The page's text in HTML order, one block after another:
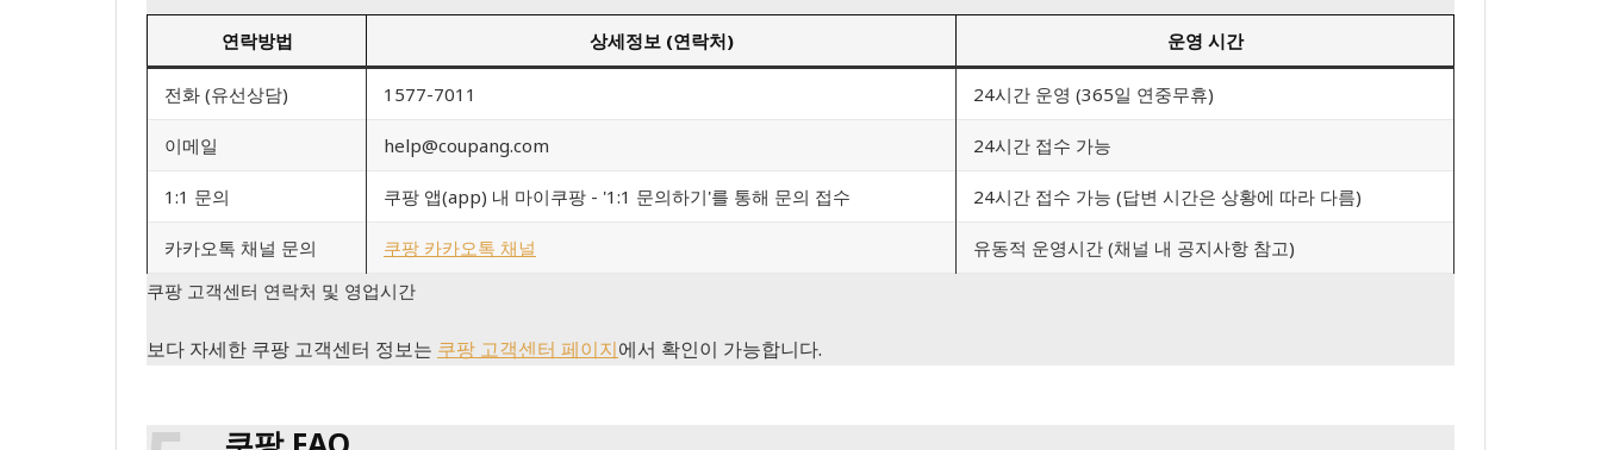
연락방법 상세정보 (연락처) 운영 시간
전화 (유선상담) 1577-7011 24시간 운영 (365일 연중무휴)
이메일 help@coupang.com 24시간 접수 가능
1:1 문의 쿠팡 앱(app) 내 마이쿠팡 - '1:1 문의하기'를 통해 문의 접수 24시간 접수 가능 (답변 시간은 상황에 따라 다름)
카카오톡 채널 문의 쿠팡 카카오톡 채널
유동적 운영시간 (채널 내 공지사항 참고)
쿠팡 고객센터 연락처 및 영업시간
보다 자세한 쿠팡 고객센터 정보는 쿠팡 고객센터 페이지에서 확인이 가능합니다.